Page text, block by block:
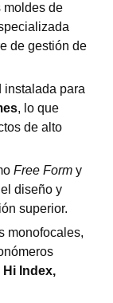
moldes de
de gestión de
instalada para
, lo que
de alto
Free Form y
diseño y
superior.
monofocales,
Hi Index,